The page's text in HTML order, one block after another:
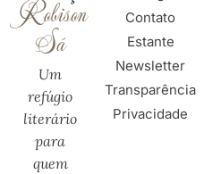
Robison
Sá
Um
refúgio
literário
para
quem
Contato
Estante
Newsletter
Transparência
Privacidade